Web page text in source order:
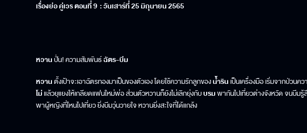
เรื่องย่อ คู่เวร ตอนที่ 9 : วันเสาร์ที่ 25 มิถุนายน 2565
หวานปั่น! ความสัมพันธ์ฉัตร-บีม
หวานตั้งเป้าจะเอาฉัตรทองมาเป็นของตัวเอง โดยใช้ความรักลูกของน้ำริน เป็นเครื่องมือ เริ่มจากป่วน
โม่แล้วยุแยงให้เกลียดแฟนใหม่พ่อ ส่วนตัวหวานก็ยังไม่เลิกยุ่งกับบรมพากันไปเที่ยวต่างจังหวัด จนบีม
พาผู้หญิงที่ไหนไปเที่ยว ยิ่งบีมวุ่นวายใจ หวานยิ่งสะใจที่ได้แกล้ง